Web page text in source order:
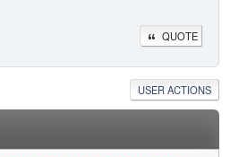
QUOTE
USER ACTIONS